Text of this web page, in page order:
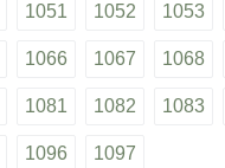
1051 1052 1053
1066 1067 1068
1081 1082 1083
1096 1097